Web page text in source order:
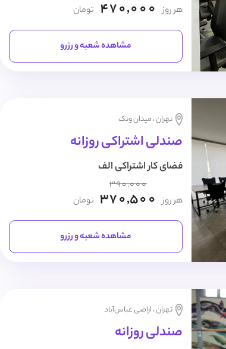
هر روز 470,000 تومان
مشاهده شعبه و رزرو
تهران ، میدان ونک
صندلی اشتراکی روزانه
فضای کار اشتراکی الف
هر روز
390,000
370,500 تومان
مشاهده شعبه و رزرو
تهران ، اراضی عباس‌آباد
صندلی روزانه